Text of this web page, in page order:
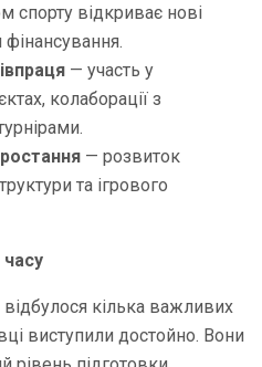
спорту відкриває нові
— участь у
колаборації з
— розвиток
та ігрового
часу
відбулося кілька важливих
виступили достойно. Вони